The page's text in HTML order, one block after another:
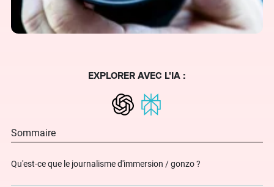
EXPLORER AVEC L'IA :
Sommaire
Qu'est-ce que le journalisme d'immersion / gonzo ?